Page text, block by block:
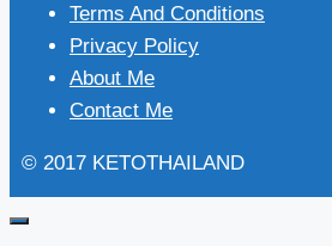
Terms And Conditions
Privacy Policy
About Me
Contact Me
© 2017 KETOTHAILAND
Close